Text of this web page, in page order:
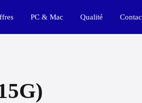
PC & Mac Qualité